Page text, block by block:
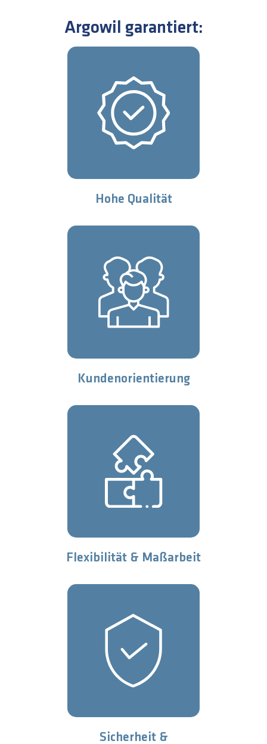
Argowil garantiert:
Hohe Qualität
Kundenorientierung
Flexibilität & Maßarbeit
Sicherheit &